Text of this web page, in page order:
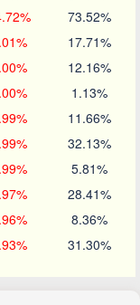
73.52%
17.71%
12.16%
1.13%
11.66%
32.13%
5.81%
28.41%
8.36%
31.30%